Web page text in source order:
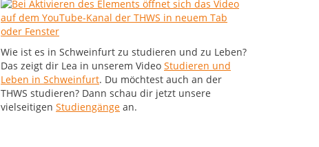
Wie ist es in Schweinfurt zu studieren und zu Leben?
Das zeigt dir Lea in unserem Video Studieren und
Leben in Schweinfurt. Du möchtest auch an der
THWS studieren? Dann schau dir jetzt unsere
vielseitigen Studiengänge an.